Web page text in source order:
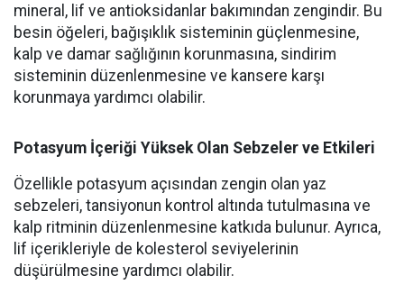
mineral, lif ve antioksidanlar bakımından zengindir. Bu
besin öğeleri, bağışıklık sisteminin güçlenmesine,
kalp ve damar sağlığının korunmasına, sindirim
sisteminin düzenlenmesine ve kansere karşı
korunmaya yardımcı olabilir.
Potasyum İçeriği Yüksek Olan Sebzeler ve Etkileri
Özellikle potasyum açısından zengin olan yaz
sebzeleri, tansiyonun kontrol altında tutulmasına ve
kalp ritminin düzenlenmesine katkıda bulunur. Ayrıca,
lif içerikleriyle de kolesterol seviyelerinin
düşürülmesine yardımcı olabilir.